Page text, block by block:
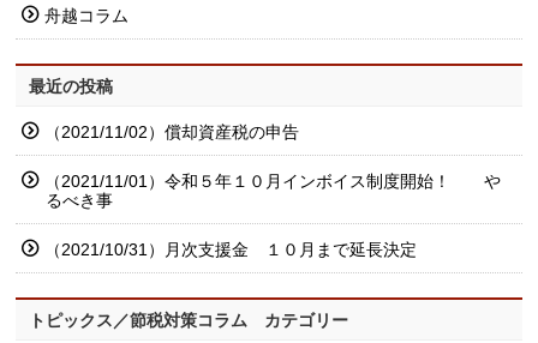
舟越コラム
最近の投稿
（2021/11/02）償却資産税の申告
（2021/11/01）令和５年１０月インボイス制度開始！ や
るべき事
（2021/10/31）月次支援金 １０月まで延長決定
トピックス／節税対策コラム カテゴリー